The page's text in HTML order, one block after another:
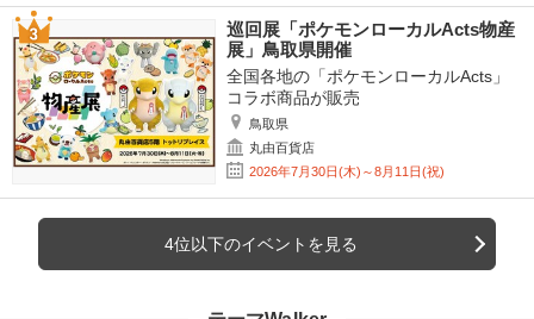
巡回展「ポケモンローカルActs物産
展」鳥取県開催
全国各地の「ポケモンローカルActs」
コラボ商品が販売
鳥取県
丸由百貨店
2026年7月30日(木)～8月11日(祝)
4位以下のイベントを見る